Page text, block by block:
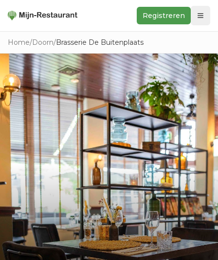
Registreren
Zoeken
In de buurt
Ontdek
Keukens
Foodwall
Reviews
Home/Doorn/Brasserie De Buitenplaats